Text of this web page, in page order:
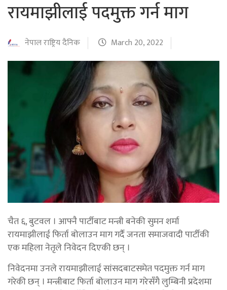
रायमाझीलाई पदमुक्त गर्न माग
नेपाल राष्ट्रिय दैनिक March 20, 2022
चैत ६, बुटवल । आफ्नै पार्टीबाट मन्त्री बनेकी सुमन शर्मा
रायमाझीलाई फिर्ता बोलाउन माग गर्दै जनता समाजवादी पार्टीकी
एक महिला नेतृले निवेदन दिएकी छन् ।
निवेदनमा उनले रायमाझीलाई सांसदबाटसमेत पदमुक्त गर्न माग
गरेकी छन् । मन्त्रीबाट फिर्ता बोलाउन माग गरेसँगै लुम्बिनी प्रदेशमा